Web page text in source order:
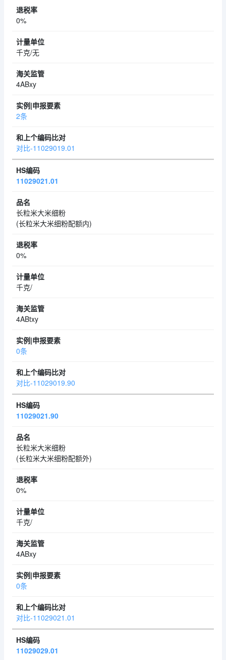
0%
千克/无
4ABxy
2条
对比-11029019.01
11029021.01
长粒米大米细粉
(长粒米大米细粉配额内)
0%
千克/
4ABtxy
0条
对比-11029019.90
11029021.90
长粒米大米细粉
(长粒米大米细粉配额外)
0%
千克/
4ABxy
0条
对比-11029021.01
11029029.01